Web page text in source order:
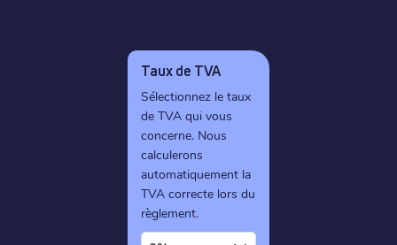
Taux de TVA
Sélectionnez le taux
de TVA qui vous
concerne. Nous
calculerons
automatiquement la
TVA correcte lors du
règlement.